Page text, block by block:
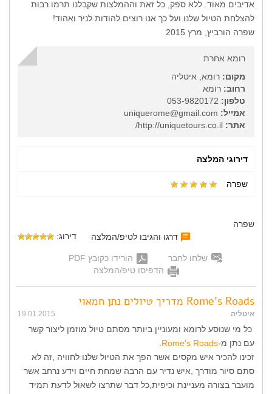
אדיבים מאוד. ללא ספק, כל זאת וההמלצות שקבלנו תרמו רבות
להצלחת הטיול שלנו ועל כך אנו רוצים להודות לניר ואהוד!
שפרה הורביץ, מרץ 2015
רומא אחרת
מקום: רומא, איטליה
רחוב: רומא
טלפון:
אמייל:
אתר:
דירוגי המלצה
שפרה
שפרה
דרגו והגיבו לטיפ/המלצה
דירוג:
שלחו לחבר
הורידו כקובץ PDF
הדפיסו טיפ/המלצה
Rome's Roads מדריך טיולים נתן חמאוי
איטליה 19.01.2015
כל מי שנוסע לרומא ומעוניין ביותר מסתם טיול מוזמן ליצור קשר
עם נתן מ-Rome's Roads
זכינו להכיר איש מקסים אשר הפך את הטיול שלנו לחוויה ,זה לא
סתם סיור מודרך ,איש נדיר עם הרבה שמחת חיים וידע נרחב אשר
מועבר בצורה מעניינת וכיפית,כל דבר שתרצו לשאול לדעת תמיד